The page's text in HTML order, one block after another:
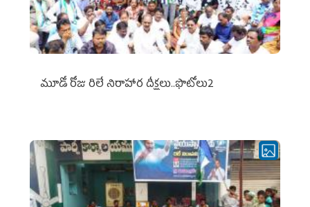
మూడో రోజు రిలే నిరాహార దీక్షలు..ఫొటోలు2